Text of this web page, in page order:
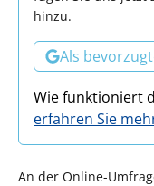
hinzu.
Als
Wie funktioniert
erfahren Sie
An der Online-